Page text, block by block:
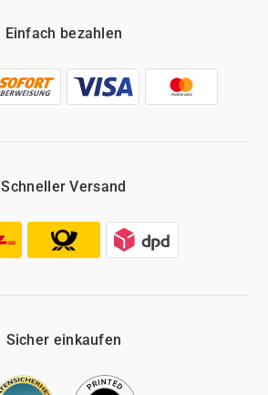
Einfach bezahlen
Schneller Versand
Sicher einkaufen